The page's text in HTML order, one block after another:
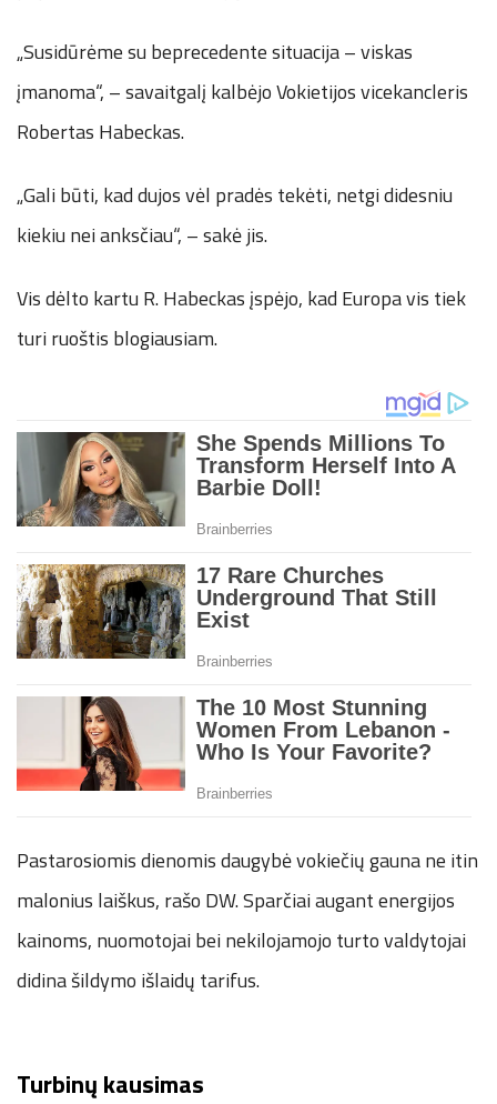
„Susidūrėme su beprecedente situacija – viskas
įmanoma“, – savaitgalį kalbėjo Vokietijos vicekancleris
Robertas Habeckas.
„Gali būti, kad dujos vėl pradės tekėti, netgi didesniu
kiekiu nei anksčiau“, – sakė jis.
Vis dėlto kartu R. Habeckas įspėjo, kad Europa vis tiek
turi ruoštis blogiausiam.
Pastarosiomis dienomis daugybė vokiečių gauna ne itin
malonius laiškus, rašo DW. Sparčiai augant energijos
kainoms, nuomotojai bei nekilojamojo turto valdytojai
didina šildymo išlaidų tarifus.
Turbinų kausimas